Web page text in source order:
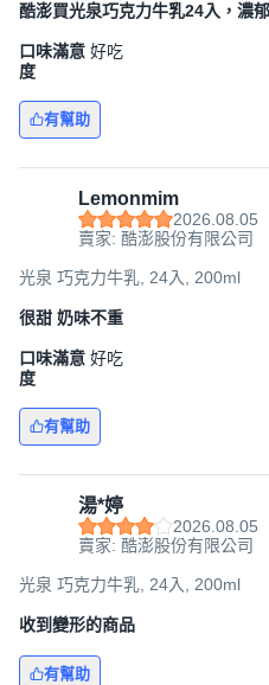
酷澎買光泉巧克力牛乳24入，濃
口味滿意
度
好吃
有幫助
Lemonmim
2026.08.05
賣家: 酷澎股份有限公司
光泉 巧克力牛乳, 24入, 200ml
很甜 奶味不重
口味滿意
度
好吃
有幫助
湯*婷
2026.08.05
賣家: 酷澎股份有限公司
光泉 巧克力牛乳, 24入, 200ml
收到變形的商品
有幫助